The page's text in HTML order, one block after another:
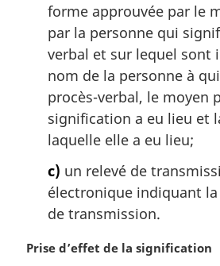
forme approuvée par le
par la personne qui
verbal et sur lequel sont
nom de la personne à
procès-verbal, le moyen
signification a eu lieu et
laquelle elle a eu lieu;
c) un relevé de
électronique indiquant
de transmission.
N
Prise d’effet de la signification